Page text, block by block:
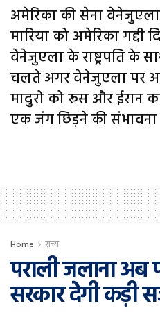
अमेरिका की सेना
मारिया को अमेरिका गद्दी
वेनेजुएला के राष्ट्रपति के
चलते अगर वेनेजुएला पर
मादुरो को रूस और ईरान
एक जंग छिड़ने की संभावना
Home राज्य
पराली जलाना अब
सरकार देगी कड़ी